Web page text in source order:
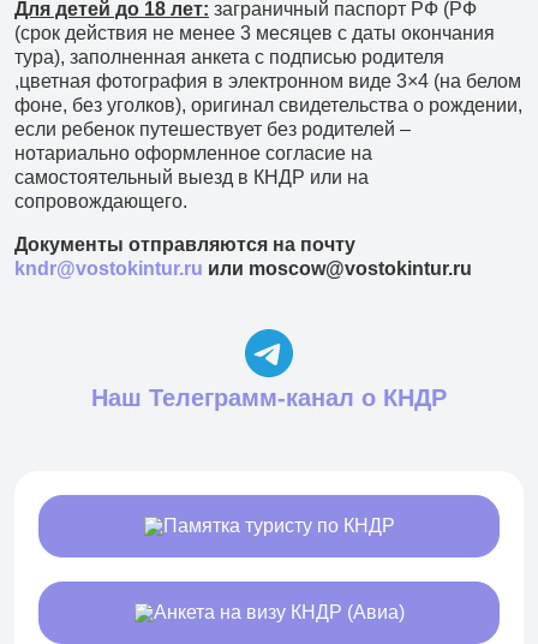
Для детей до 18 лет: заграничный паспорт РФ (РФ
(срок действия не менее 3 месяцев с даты окончания
тура), заполненная анкета с подписью родителя
,цветная фотография в электронном виде 3×4 (на белом
фоне, без уголков), оригинал свидетельства о рождении,
если ребенок путешествует без родителей –
нотариально оформленное согласие на
самостоятельный выезд в КНДР или на
сопровождающего.
Документы отправляются на почту
kndr@vostokintur.ru или moscow@vostokintur.ru
Наш Телеграмм-канал о КНДР
Памятка туристу по КНДР
Анкета на визу КНДР (Авиа)